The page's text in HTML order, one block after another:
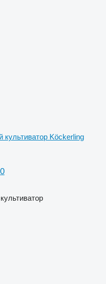
культиватор Köckerling